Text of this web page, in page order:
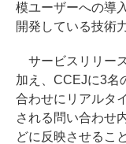
模ユーザーへの導
開発している技術
サービスリリー
加え、CCEJに3名
合わせにリアルタ
される問い合わせ
どに反映させるこ